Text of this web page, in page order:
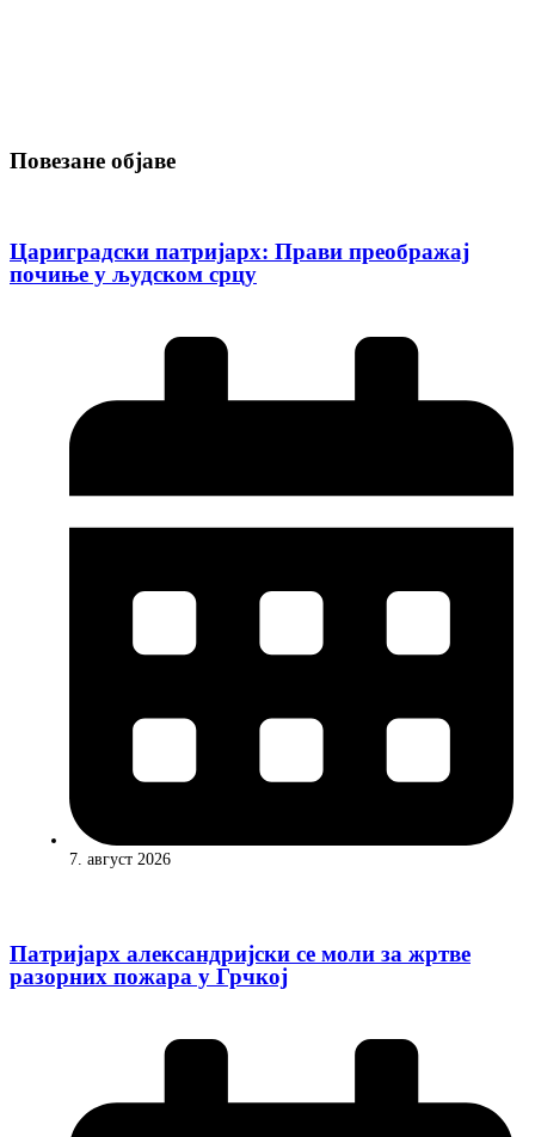
Повезане објаве
Цариградски патријарх: Прави преображај
почиње у људском срцу
7. август 2026
Патријарх александријски се моли за жртве
разорних пожара у Грчкој